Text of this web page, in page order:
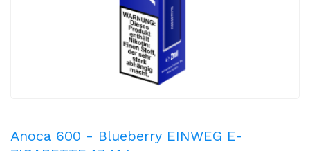
Anoca 600 - Blueberry EINWEG E-